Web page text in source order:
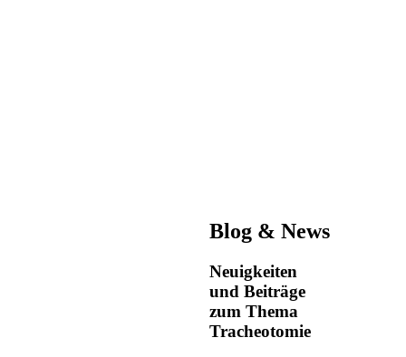
Blog & News
Neuigkeiten
und Beiträge
zum Thema
Tracheotomie